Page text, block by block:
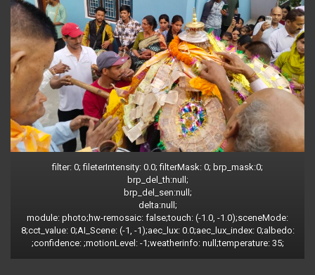
filter: 0; fileterIntensity: 0.0; filterMask: 0; brp_mask:0;
brp_del_th:null;
brp_del_sen:null;
delta:null;
module: photo;hw-remosaic: false;touch: (-1.0, -1.0);sceneMode:
8;cct_value: 0;AI_Scene: (-1, -1);aec_lux: 0.0;aec_lux_index: 0;albedo:
;confidence: ;motionLevel: -1;weatherinfo: null;temperature: 35;